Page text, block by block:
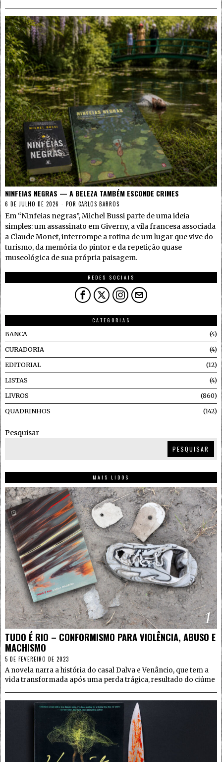
NINFEIAS NEGRAS — A BELEZA TAMBÉM ESCONDE CRIMES
6 DE JULHO DE 2026 POR CARLOS BARROS
Em “Ninfeias negras”, Michel Bussi parte de uma ideia
simples: um assassinato em Giverny, a vila francesa associada
a Claude Monet, interrompe a rotina de um lugar que vive do
turismo, da memória do pintor e da repetição quase
museológica de sua própria paisagem.
REDES SOCIAIS
CATEGORIAS
BANCA
4
CURADORIA 4
EDITORIAL 12
LISTAS 4
LIVROS 860
QUADRINHOS 142
Pesquisar
PESQUISAR
MAIS LIDOS
1
TUDO É RIO – CONFORMISMO PARA VIOLÊNCIA, ABUSO E
MACHISMO
5 DE FEVEREIRO DE 2023
A novela narra a história do casal Dalva e Venâncio, que tem a
vida transformada após uma perda trágica, resultado do ciúme